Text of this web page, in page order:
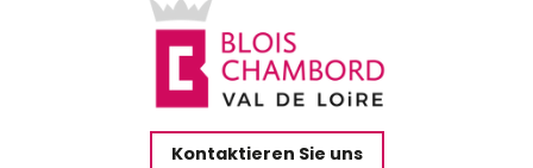
Kontaktieren Sie uns